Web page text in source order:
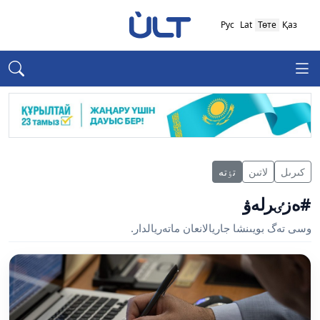
Қаз
Төте
Lat
Рус
كىرىل لاتىن تٶتە
#ەزٸرلەۋ
وسى تەگ بويىنشا جاريالانعان ماتەريالدار.